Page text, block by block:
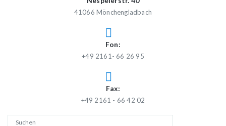
41066 Mönchengladbach
Fon:
+49 2161- 66 26 95
Fax:
+49 2161 - 66 42 02